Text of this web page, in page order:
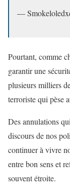
—
Pourtant, comme
garantir une
plusieurs milliers
terroriste qui pèse
Des annulations
discours de nos
continuer à vivre
entre bon sens et
souvent étroite.